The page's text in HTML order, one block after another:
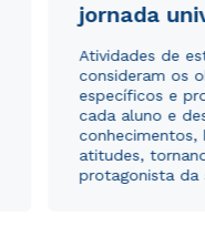
jornada
Atividades de
consideram os
específicos e
cada aluno e
conhecimentos,
atitudes,
protagonista da